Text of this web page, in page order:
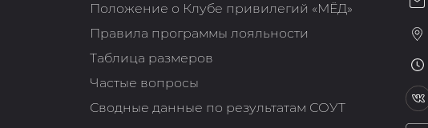
Положение о Клубе привилегий «МЁД»
Правила программы лояльности
Таблица размеров
Частые вопросы
Сводные данные по результатам СОУТ